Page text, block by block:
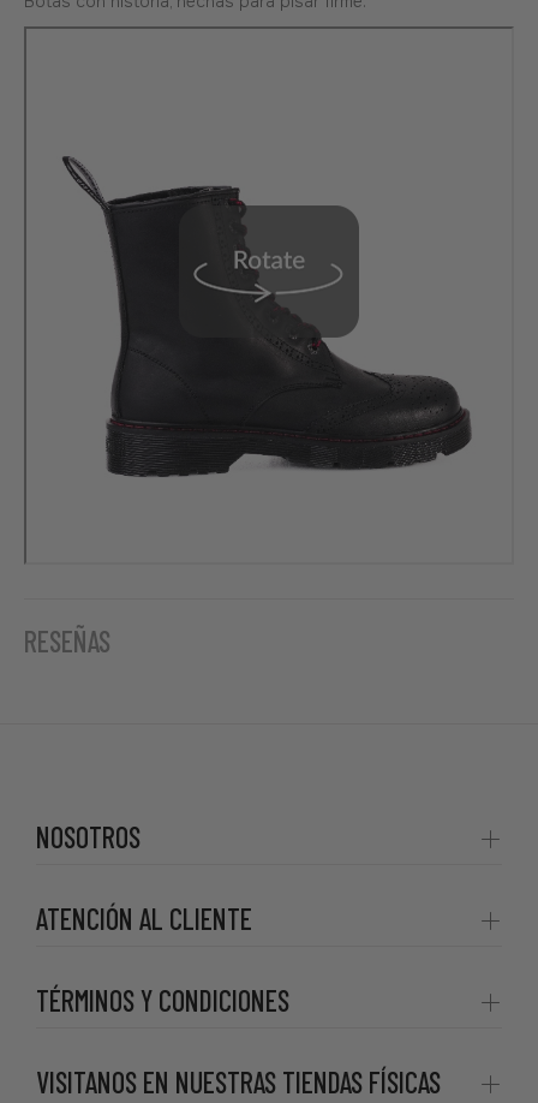
RESEÑAS
NOSOTROS
ATENCIÓN AL CLIENTE
TÉRMINOS Y CONDICIONES
VISITANOS EN NUESTRAS TIENDAS FÍSICAS